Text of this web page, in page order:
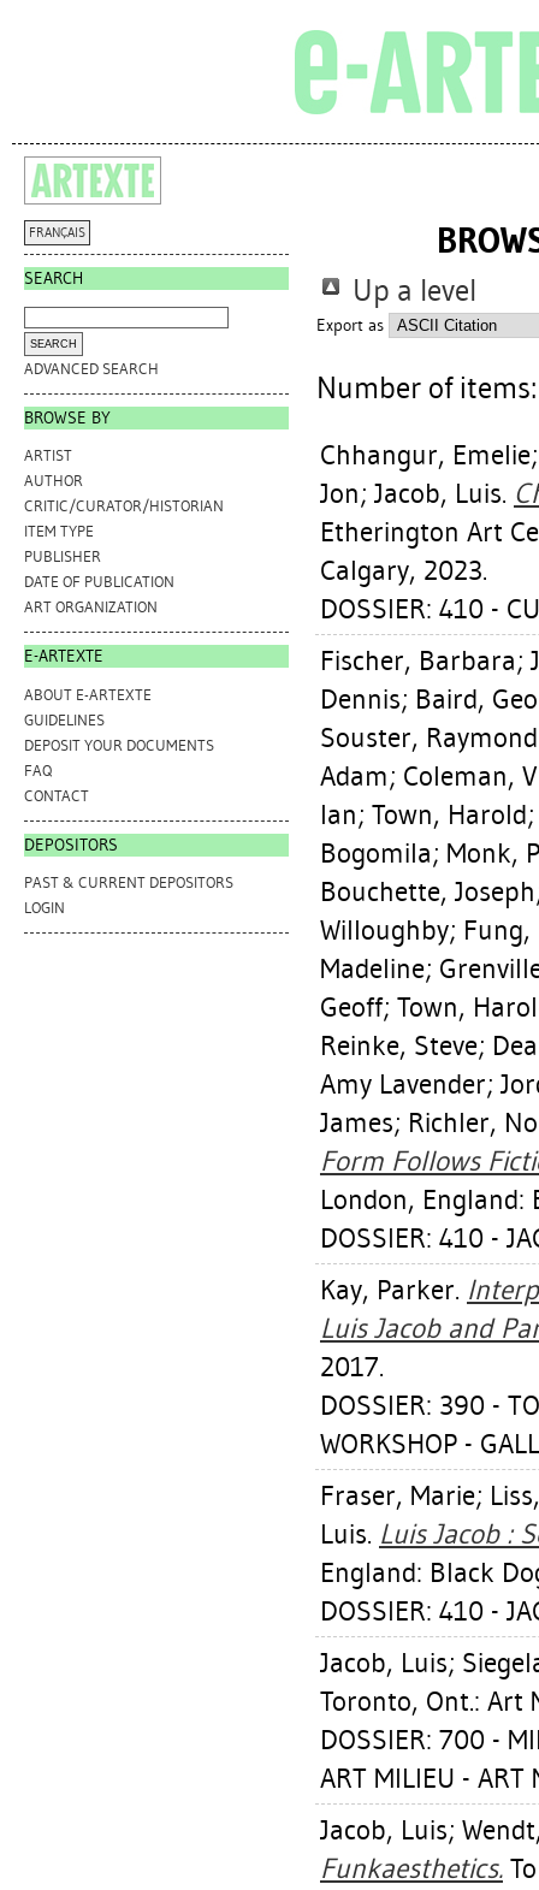
FRANÇAIS
SEARCH
ADVANCED SEARCH
BROWSE BY
ARTIST
AUTHOR
CRITIC/CURATOR/HISTORIAN
ITEM TYPE
PUBLISHER
DATE OF PUBLICATION
ART ORGANIZATION
E-ARTEXTE
ABOUT E-ARTEXTE
GUIDELINES
DEPOSIT YOUR DOCUMENTS
FAQ
CONTACT
DEPOSITORS
PAST & CURRENT DEPOSITORS
LOGIN
Up a level
Export as
Number of
Chhangur, Emelie
Jon; Jacob, Luis.
Etherington Art
Calgary, 2023.
DOSSIER: 410 -
Fischer, Barbara;
Dennis; Baird,
Souster, Raymond
Adam; Coleman,
Ian; Town, Harold
Bogomila; Monk,
Bouchette, Joseph
Willoughby; Fung,
Madeline;
Geoff; Town,
Reinke, Steve;
Amy Lavender;
James; Richler,
Form Follows
London, England:
DOSSIER: 410 -
Kay, Parker.
Luis Jacob and
2017.
DOSSIER: 390 -
WORKSHOP -
Fraser, Marie;
Luis. Luis Jacob :
England: Black
DOSSIER: 410 -
Jacob, Luis;
Toronto, Ont.: Art
DOSSIER: 700 -
ART MILIEU - ART
Jacob, Luis;
Funkaesthetics.